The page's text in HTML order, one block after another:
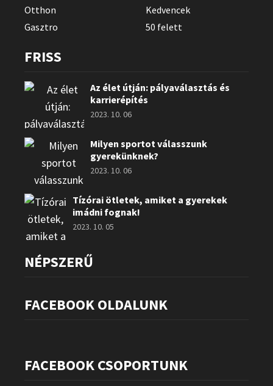
Otthon
Kedvencek
Gasztro
50 felett
FRISS
Az élet útján: pályaválasztás és
karrierépítés
2023. 10. 06
Milyen sportot válasszunk
gyerekünknek?
2023. 10. 06
Tízórai ötletek, amiket a gyerekek
imádni fognak!
2023. 10. 05
NÉPSZERŰ
FACEBOOK OLDALUNK
FACEBOOK CSOPORTUNK